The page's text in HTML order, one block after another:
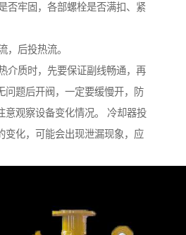
否牢固，各部螺栓是否满扣、紧
，后投热流。
介质时，先要保证副线畅通，再
问题后开阀，一定要缓慢开，防
意观察设备变化情况。 冷却器投
变化，可能会出现泄漏现象，应